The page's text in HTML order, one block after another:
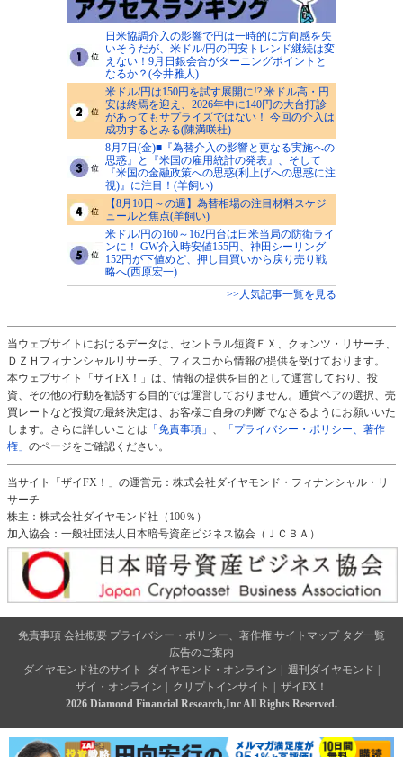
日米協調介入の影響で円は一時的に方向感を失
いそうだが、米ドル/円の円安トレンド継続は変
えない！9月日銀会合がターニングポイントと
なるか？(今井雅人)
米ドル/円は150円を試す展開に!? 米ドル高・円
安は終焉を迎え、2026年中に140円の大台打診
があってもサプライズではない！ 今回の介入は
成功するとみる(陳満咲杜)
8月7日(金)■『為替介入の影響と更なる実施への
思惑』と『米国の雇用統計の発表』、そして
『米国の金融政策への思惑(利上げへの思惑に注
視)』に注目！(羊飼い)
【8月10日～の週】為替相場の注目材料スケジ
ュールと焦点(羊飼い)
米ドル/円の160～162円台は日米当局の防衛ライ
ンに！ GW介入時安値155円、神田シーリング
152円が下値めど、押し目買いから戻り売り戦
略へ(西原宏一)
>>人気記事一覧を見る
当ウェブサイトにおけるデータは、セントラル短資ＦＸ、クォンツ・リサーチ、
ＤＺＨフィナンシャルリサーチ、フィスコから情報の提供を受けております。
本ウェブサイト「ザイFX！」は、情報の提供を目的として運営しており、投
資、その他の行動を勧誘する目的では運営しておりません。通貨ペアの選択、売
買レートなど投資の最終決定は、お客様ご自身の判断でなさるようにお願いいた
します。さらに詳しいことは 「免責事項」 、
「プライバシー・ポリシー、著作
権」 のページをご確認ください。
当サイト「ザイFX！」の運営元：株式会社ダイヤモンド・フィナンシャル・リ
サーチ
株主：株式会社ダイヤモンド社（100％）
加入協会：一般社団法人日本暗号資産ビジネス協会（ＪＣＢＡ）
免責事項 会社概要 プライバシー・ポリシー、著作権 サイトマップ タグ一覧
広告のご案内
ダイヤモンド社のサイト
ダイヤモンド・オンライン | 週刊ダイヤモンド |
ザイ・オンライン | クリプトインサイト | ザイFX！
2026 Diamond Financial Research,Inc All Rights Reserved.